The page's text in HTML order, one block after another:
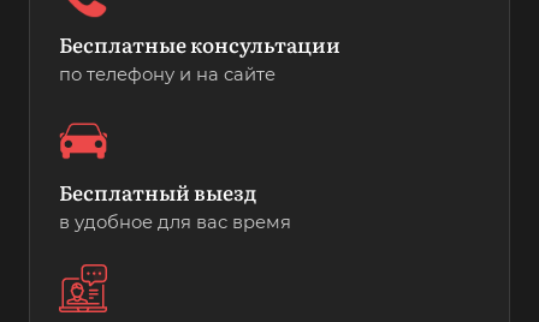
Бесплатные консультации
по телефону и на сайте
Бесплатный выезд
в удобное для вас время